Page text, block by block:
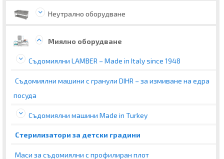
Неутрално оборудване
Миялно оборудване
Съдомиялни LAMBER – Made in Italy since 1948
Съдомиялни машини с гранули DIHR – за измиване на едра
посуда
Съдомиялни машини Made in Turkey
Стерилизатори за детски градини
Маси за съдомиялни с профилиран плот